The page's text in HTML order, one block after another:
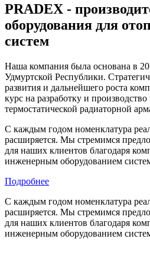
PRADEX -
оборудования для
систем
Наша компания была основана в
Удмуртской Республики.
развития и дальнейшего роста
курс на разработку и
термостатической радиаторной
С каждым годом номенклатура
расширяется. Мы стремимся
для наших клиентов благодаря
инженерным оборудованием
Подробнее
С каждым годом номенклатура
расширяется. Мы стремимся
для наших клиентов благодаря
инженерным оборудованием